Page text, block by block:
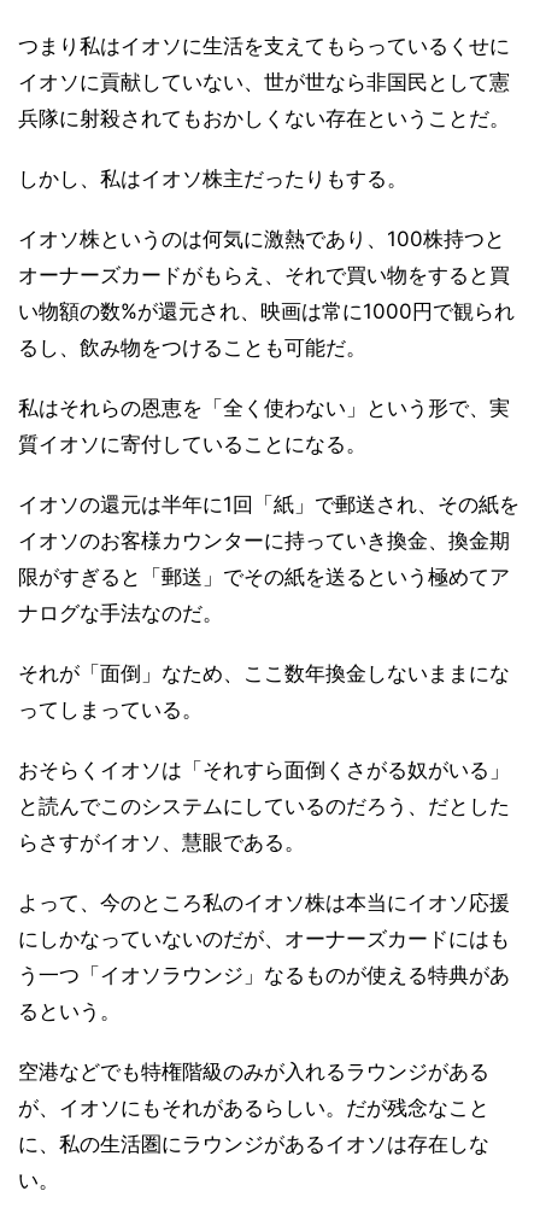
つまり私はイオソに生活を支えてもらっているくせに
イオソに貢献していない、世が世なら非国民として憲
兵隊に射殺されてもおかしくない存在ということだ。
しかし、私はイオソ株主だったりもする。
イオソ株というのは何気に激熱であり、100株持つと
オーナーズカードがもらえ、それで買い物をすると買
い物額の数%が還元され、映画は常に1000円で観られ
るし、飲み物をつけることも可能だ。
私はそれらの恩恵を「全く使わない」という形で、実
質イオソに寄付していることになる。
イオソの還元は半年に1回「紙」で郵送され、その紙を
イオソのお客様カウンターに持っていき換金、換金期
限がすぎると「郵送」でその紙を送るという極めてア
ナログな手法なのだ。
それが「面倒」なため、ここ数年換金しないままにな
ってしまっている。
おそらくイオソは「それすら面倒くさがる奴がいる」
と読んでこのシステムにしているのだろう、だとした
らさすがイオソ、慧眼である。
よって、今のところ私のイオソ株は本当にイオソ応援
にしかなっていないのだが、オーナーズカードにはも
う一つ「イオソラウンジ」なるものが使える特典があ
るという。
空港などでも特権階級のみが入れるラウンジがある
が、イオソにもそれがあるらしい。だが残念なこと
に、私の生活圏にラウンジがあるイオソは存在しな
い。